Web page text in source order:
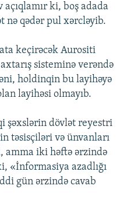
ki, boş adada
qədər pul xərcləyib.
keçirəcək Aurositi
sisteminə verəndə
holdinqin bu layihəyə
layihəsi olmayıb.
şəxslərin dövlət reyestri
təsisçiləri və ünvanları
amma iki həftə ərzində
«İnformasiya azadlığı
gün ərzində cavab